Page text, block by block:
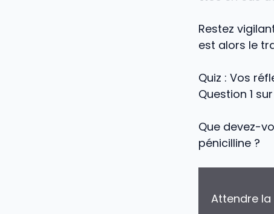
Restez
est alors le
Quiz : Vos
Question 1
Que devez-
pénicilline ?
Attendre